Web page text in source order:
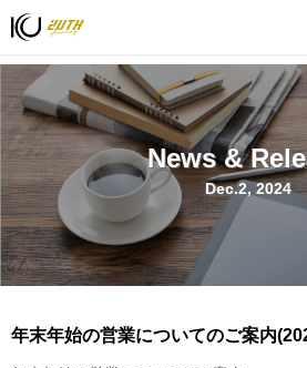
HOME
ニュース&リリース
年末年始の営業についてのご案内(2024年度)
News &
Dec.2, 2024
年末年始の営業についてのご案内